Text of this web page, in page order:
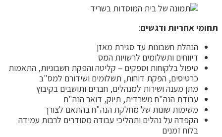
תחומי אחריות ודגשים:
הנהלת חשבונות עד סגירת מאזן
דיווחים ותשלומים לרשויות המס
טיפול בלקוחות וספקים – קליטה והפקת חשבוניות, התאמות
כרטיסים, הפקת דוחות, תשלומים ושידורם למס"ב
מתן מענה ושירות למנהלים, חברים ותושבים בקיבוץ
עבודת הנה"ח משרדית, תיוק, דואר הנה"ח
משימות שונות של מחלקת הנה"ח בהתאם לצורך
הקפדה על נהלים ותהליכי עבודה מסודרים לרבות עמידה
בלוח זמנים